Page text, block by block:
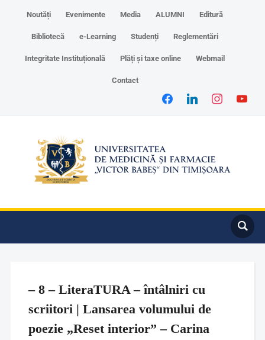
Noutăți Evenimente Media ALUMNI Editură
Bibliotecă e-Learning Studenți Reglementări
Integritate Instituțională Plăți și taxe online Webmail
Contact
– 8 – LiteraTURA – întâlniri cu
scriitori | Lansarea volumului de
poezie „Reset interior” – Carina